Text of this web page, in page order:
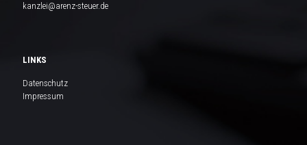
kanzlei@arenz-steuer.de
LINKS
Datenschutz
Impressum